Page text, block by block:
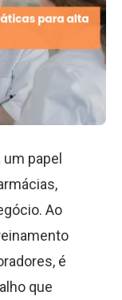
papel
Ao
é
que